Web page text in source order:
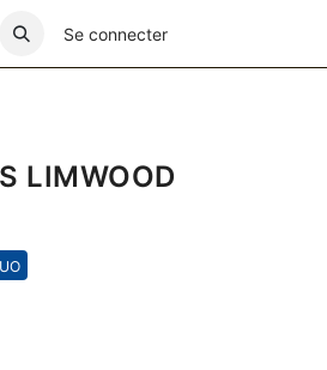
Se connecter
LIMWOOD